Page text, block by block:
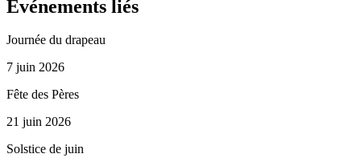
Événements liés
Journée du drapeau
7 juin 2026
Fête des Pères
21 juin 2026
Solstice de juin